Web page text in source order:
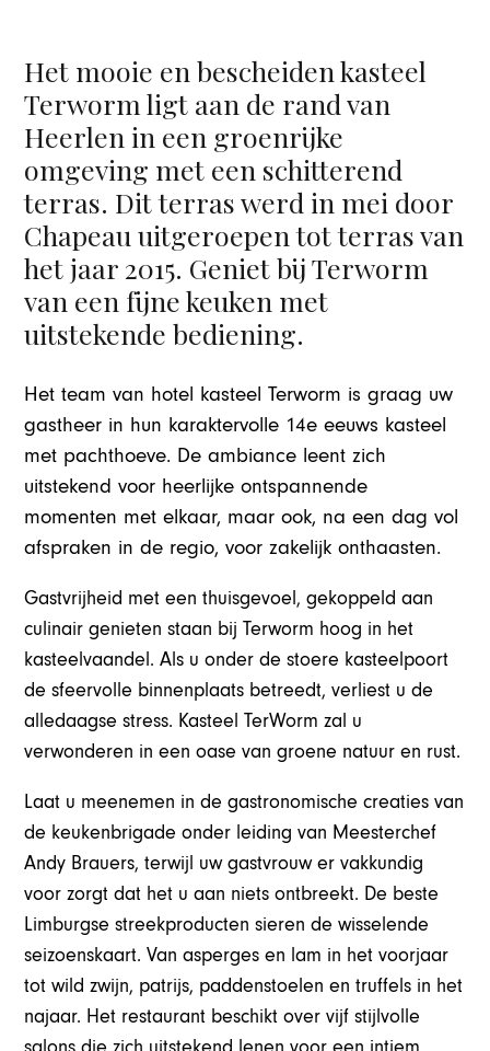
Het mooie en bescheiden kasteel
Terworm ligt aan de rand van
Heerlen in een groenrijke
omgeving met een schitterend
terras. Dit terras werd in mei door
Chapeau uitgeroepen tot terras van
het jaar 2015. Geniet bij Terworm
van een fijne keuken met
uitstekende bediening.
Het team van hotel kasteel Terworm is graag uw
gastheer in hun karaktervolle 14e eeuws kasteel
met pachthoeve. De ambiance leent zich
uitstekend voor heerlijke ontspannende
momenten met elkaar, maar ook, na een dag vol
afspraken in de regio, voor zakelijk onthaasten.
Gastvrijheid met een thuisgevoel, gekoppeld aan
culinair genieten staan bij Terworm hoog in het
kasteelvaandel. Als u onder de stoere kasteelpoort
de sfeervolle binnenplaats betreedt, verliest u de
alledaagse stress. Kasteel TerWorm zal u
verwonderen in een oase van groene natuur en rust.
Laat u meenemen in de gastronomische creaties van
de keukenbrigade onder leiding van Meesterchef
Andy Brauers, terwijl uw gastvrouw er vakkundig
voor zorgt dat het u aan niets ontbreekt. De beste
Limburgse streekproducten sieren de wisselende
seizoenskaart. Van asperges en lam in het voorjaar
tot wild zwijn, patrijs, paddenstoelen en truffels in het
najaar. Het restaurant beschikt over vijf stijlvolle